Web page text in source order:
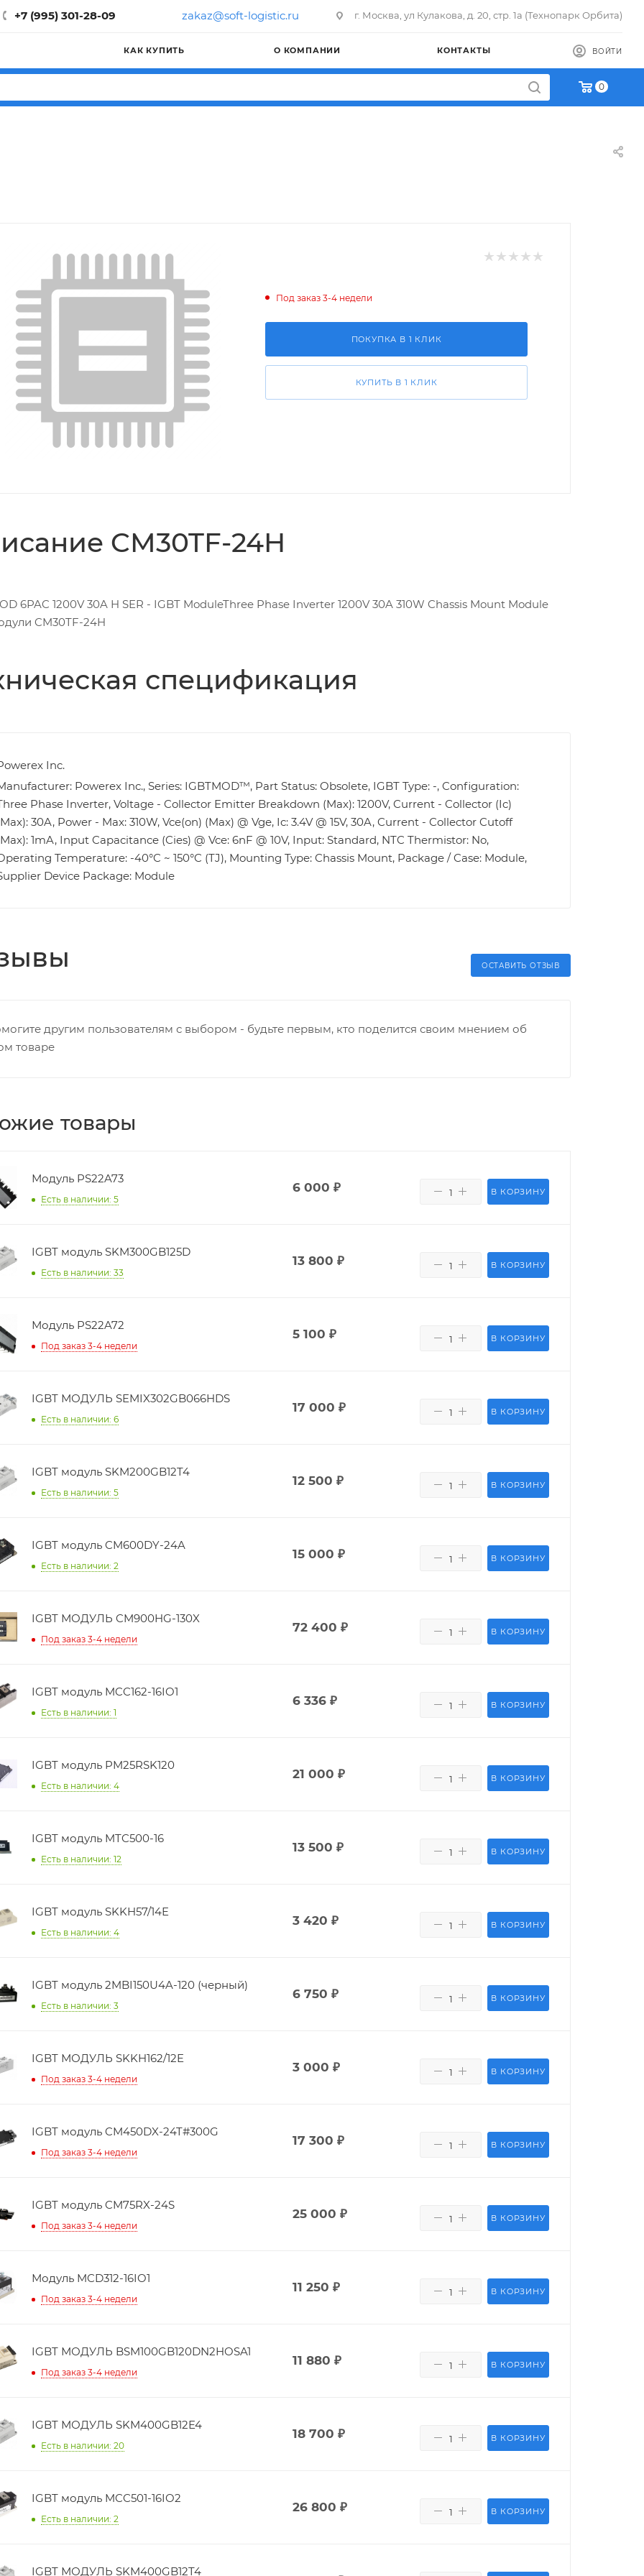
+7 (995) 301-28-09 zakaz@soft-logistic.ru г. Москва, ул Кулакова, д. 20, стр. 1а (Технопарк Орбита)
КАК КУПИТЬ О КОМПАНИИ КОНТАКТЫ ВОЙТИ
0
Под заказ 3-4 недели
ПОКУПКА В 1 КЛИК
КУПИТЬ В 1 КЛИК
CM30TF-24H
6PAC 1200V 30A H SER - IGBT ModuleThree Phase Inverter 1200V 30A 310W Chassis Mount Module
CM30TF-24H
спецификация
Inc.
Powerex Inc., Series: IGBTMOD™, Part Status: Obsolete, IGBT Type: -, Configuration:
Phase Inverter, Voltage - Collector Emitter Breakdown (Max): 1200V, Current - Collector (Ic)
30A, Power - Max: 310W, Vce(on) (Max) @ Vge, Ic: 3.4V @ 15V, 30A, Current - Collector Cutoff
1mA, Input Capacitance (Cies) @ Vce: 6nF @ 10V, Input: Standard, NTC Thermistor: No,
Temperature: -40°C ~ 150°C (TJ), Mounting Type: Chassis Mount, Package / Case: Module,
Device Package: Module
ОСТАВИТЬ ОТЗЫВ
другим пользователям с выбором - будьте первым, кто поделится своим мнением об
товаре
товары
Модуль PS22A73
Есть в наличии: 5
6 000 ₽ В КОРЗИНУ
IGBT модуль SKM300GB125D
Есть в наличии: 33
13 800 ₽ В КОРЗИНУ
Модуль PS22A72
Под заказ 3-4 недели
5 100 ₽ В КОРЗИНУ
IGBT МОДУЛЬ SEMIX302GB066HDS
Есть в наличии: 6
17 000 ₽ В КОРЗИНУ
IGBT модуль SKM200GB12T4
Есть в наличии: 5
12 500 ₽ В КОРЗИНУ
IGBT модуль CM600DY-24A
Есть в наличии: 2
15 000 ₽ В КОРЗИНУ
IGBT МОДУЛЬ CM900HG-130X
Под заказ 3-4 недели
72 400 ₽ В КОРЗИНУ
IGBT модуль MCC162-16IO1
Есть в наличии: 1
6 336 ₽ В КОРЗИНУ
IGBT модуль PM25RSK120
Есть в наличии: 4
21 000 ₽ В КОРЗИНУ
IGBT модуль MTC500-16
Есть в наличии: 12
13 500 ₽ В КОРЗИНУ
IGBT модуль SKKH57/14E
Есть в наличии: 4
3 420 ₽ В КОРЗИНУ
IGBT модуль 2MBI150U4A-120 (черный)
Есть в наличии: 3
6 750 ₽ В КОРЗИНУ
IGBT МОДУЛЬ SKKH162/12E
Под заказ 3-4 недели
3 000 ₽ В КОРЗИНУ
IGBT модуль CM450DX-24T#300G
Под заказ 3-4 недели
17 300 ₽ В КОРЗИНУ
IGBT модуль CM75RX-24S
Под заказ 3-4 недели
25 000 ₽ В КОРЗИНУ
Модуль MCD312-16IO1
Под заказ 3-4 недели
11 250 ₽ В КОРЗИНУ
IGBT МОДУЛЬ BSM100GB120DN2HOSA1
Под заказ 3-4 недели
11 880 ₽ В КОРЗИНУ
IGBT МОДУЛЬ SKM400GB12E4
Есть в наличии: 20
18 700 ₽ В КОРЗИНУ
IGBT модуль MCC501-16IO2
Есть в наличии: 2
26 800 ₽ В КОРЗИНУ
IGBT МОДУЛЬ SKM400GB12T4